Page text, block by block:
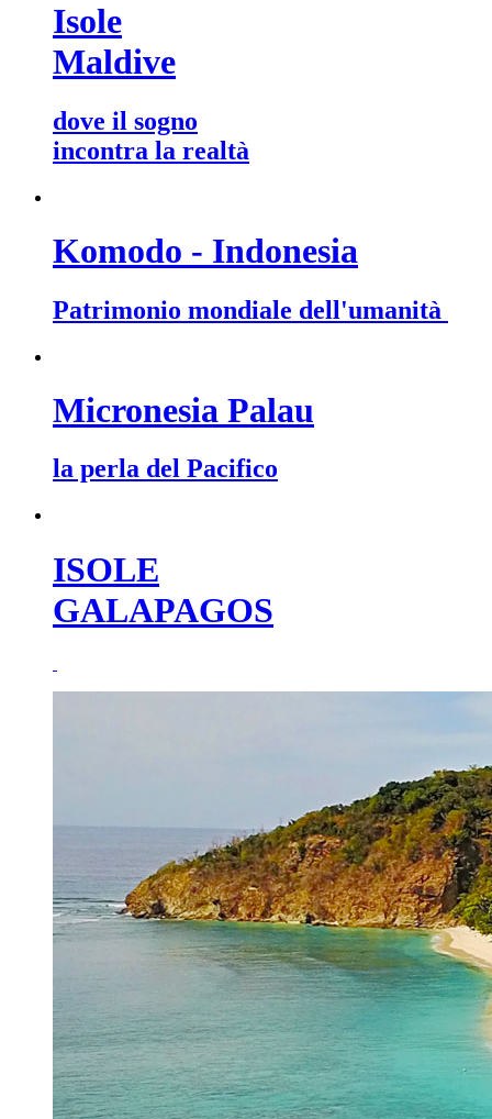
Isole
Maldive
dove il sogno
incontra la realtà
Komodo - Indonesia
Patrimonio mondiale dell'umanità
Micronesia Palau
la perla del Pacifico
ISOLE
GALAPAGOS